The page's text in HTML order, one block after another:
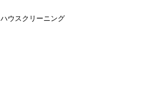
ハウスクリーニング
不動産整理